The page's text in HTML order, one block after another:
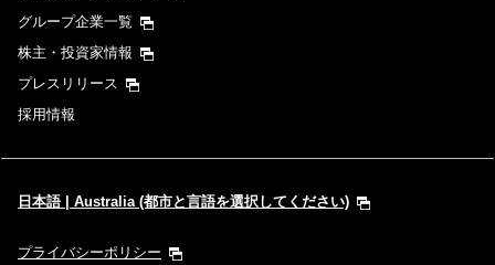
グループ企業一覧
株主・投資家情報
プレスリリース
採用情報
日本語 | Australia (都市と言語を選択してください)
プライバシーポリシー